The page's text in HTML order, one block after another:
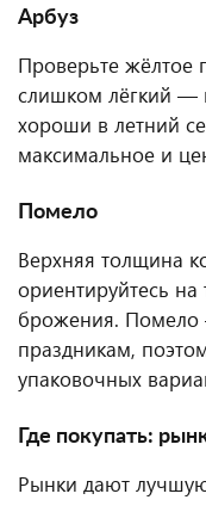
Арбуз
Проверьте жёлтое
слишком лёгкий —
хороши в летний
максимальное и
Помело
Верхняя толщина
ориентируйтесь на
брожения. Помело
праздникам,
упаковочных
Где покупать:
Рынки дают